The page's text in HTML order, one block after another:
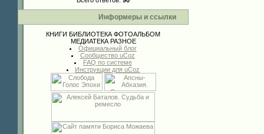
Информеры и ссылки
КНИГИ БИБЛИОТЕКА ФОТОАЛЬБОМ
МЕДИАТЕКА РАЗНОЕ
Официальный блог
Сообщество uCoz
FAQ по системе
Инструкции для uCoz